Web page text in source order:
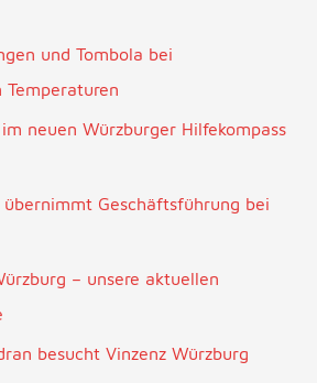
und Tombola bei
Temperaturen
neuen Würzburger Hilfekompass
Geschäftsführung bei
– unsere aktuellen
besucht Vinzenz Würzburg